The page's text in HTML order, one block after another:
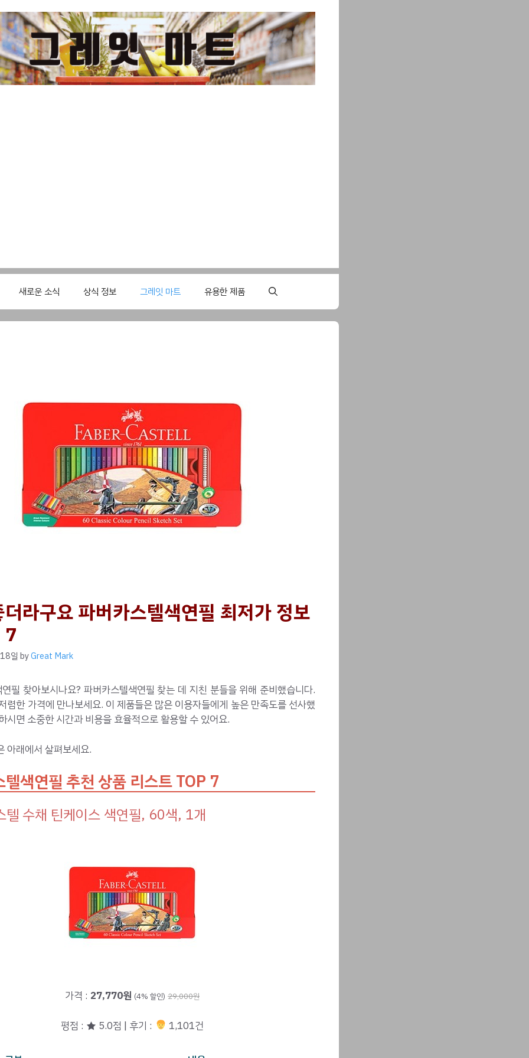
새로운 소식 상식 정보 그레잇 마트 유용한 제품
라구요 파버카스텔색연필 최저가 정보
7
일 byGreat Mark
필 찾아보시나요? 파버카스텔색연필 찾는 데 지친 분들을 위해 준비했습니다.
렴한 가격에 만나보세요. 이 제품들은 많은 이용자들에게 높은 만족도를 선사했
시면 소중한 시간과 비용을 효율적으로 활용할 수 있어요.
아래에서 살펴보세요.
텔색연필 추천 상품 리스트 TOP 7
텔 수채 틴케이스 색연필, 60색, 1개
가격 : 27,770원 (4% 할인) 29,000원
평점 : ★ 5.0점 | 후기 : 1,101건